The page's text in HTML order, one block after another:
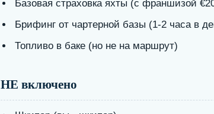
Базовая страховка яхты (с франшизой
Брифинг от чартерной базы (1-2 часа в
Топливо в баке (но не на маршрут)
НЕ включено